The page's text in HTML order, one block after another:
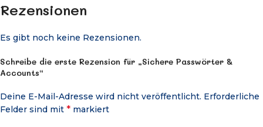
Rezensionen
Es gibt noch keine Rezensionen.
Schreibe die erste Rezension für „Sichere Passwörter &
Accounts“
Deine E-Mail-Adresse wird nicht veröffentlicht. Erforderliche
Felder sind mit * markiert